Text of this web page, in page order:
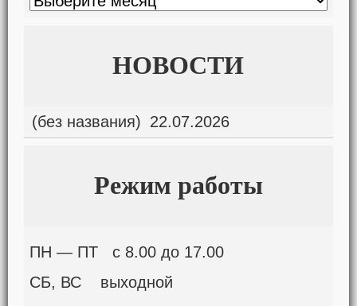
НОВОСТИ
(без названия) 22.07.2026
Режим работы
ПН — ПТ с 8.00 до 17.00
СБ, ВС выходной